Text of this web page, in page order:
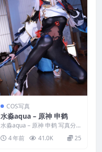
COS写真
水淼aqua – 原神 申鹤
水淼aqua – 原神 申鹤 写真分
类：唯美，参与模特：水淼aqu
a [套图大小...
4 年前 41.0K 25